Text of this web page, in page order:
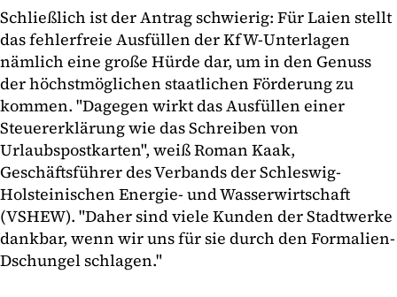
Schließlich ist der Antrag schwierig: Für Laien stellt
das fehlerfreie Ausfüllen der KfW-Unterlagen
nämlich eine große Hürde dar, um in den Genuss
der höchstmöglichen staatlichen Förderung zu
kommen. "Dagegen wirkt das Ausfüllen einer
Steuererklärung wie das Schreiben von
Urlaubspostkarten", weiß Roman Kaak,
Geschäftsführer des Verbands der Schleswig-
Holsteinischen Energie- und Wasserwirtschaft
(VSHEW). "Daher sind viele Kunden der Stadtwerke
dankbar, wenn wir uns für sie durch den Formalien-
Dschungel schlagen."